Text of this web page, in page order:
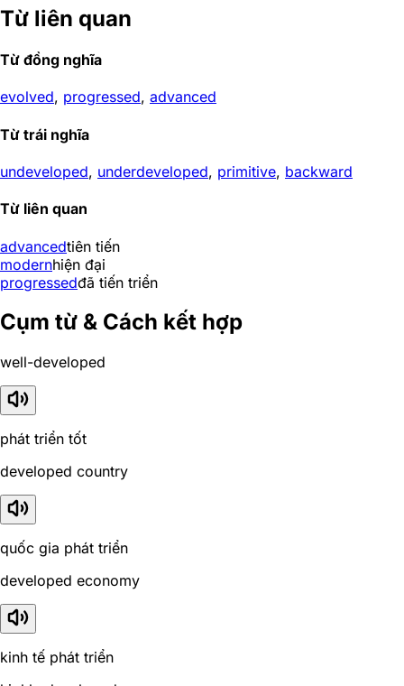
Từ liên quan
Từ đồng nghĩa
evolved, progressed, advanced
Từ trái nghĩa
undeveloped, underdeveloped, primitive, backward
Từ liên quan
advancedtiên tiến
modernhiện đại
progressedđã tiến triển
Cụm từ & Cách kết hợp
well-developed
phát triển tốt
developed country
quốc gia phát triển
developed economy
kinh tế phát triển